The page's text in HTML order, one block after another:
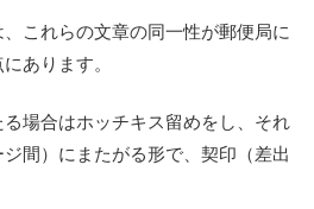
これらの文章の同一性が郵便局に
あります。
場合はホッチキス留めをし、それ
間）にまたがる形で、契印（差出